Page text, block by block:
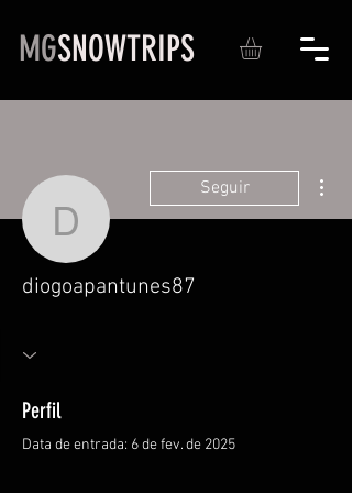
MGSNOWTRIPS
Seguir
diogoapantunes87
Perfil
Data de entrada: 6 de fev. de 2025